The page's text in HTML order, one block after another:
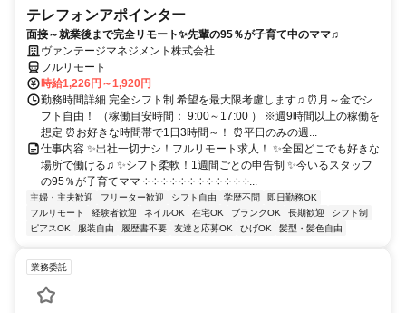
テレフォンアポインター
面接～就業後まで完全リモート✨先輩の95％が子育て中のママ♫
ヴァンテージマネジメント株式会社
フルリモート
時給1,226円～1,920円
勤務時間詳細 完全シフト制 希望を最大限考慮します♫ ⏰月～金でシ
フト自由！ （稼働目安時間： 9:00～17:00 ） ※週9時間以上の稼働を
想定 ⏰お好きな時間帯で1日3時間～！ ⏰平日のみの週...
仕事内容 ✨出社一切ナシ！フルリモート求人！ ✨全国どこでも好きな
場所で働ける♫ ✨シフト柔軟！1週間ごとの申告制 ✨今いるスタッフ
の95％が子育てママ ༶ ༶ ༶ ༶ ༶ ༶ ༶ ༶ ༶ ༶ ༶ ༶...
主婦・主夫歓迎 フリーター歓迎 シフト自由 学歴不問
即日勤務OK
フルリモート
経験者歓迎 ネイルOK 在宅OK ブランクOK 長期歓迎
シフト制
ピアスOK
服装自由 履歴書不要 友達と応募OK ひげOK 髪型・髪色自由
業務委託